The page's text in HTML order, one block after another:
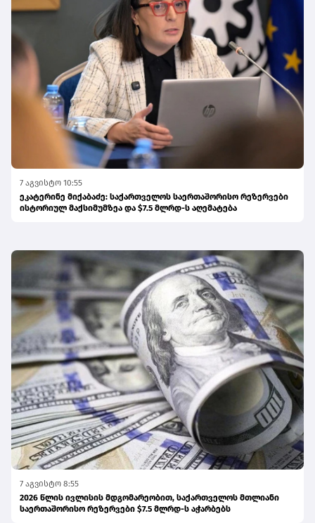
7 აგვისტო 10:55
ეკატერინე მიქაბაძე: საქართველოს საერთაშორისო რეზერვები
ისტორიულ მაქსიმუმზეა და $7.5 მლრდ-ს აღემატება
7 აგვისტო 8:55
2026 წლის ივლისის მდგომარეობით, საქართველოს მთლიანი
საერთაშორისო რეზერვები $7.5 მლრდ-ს აჭარბებს